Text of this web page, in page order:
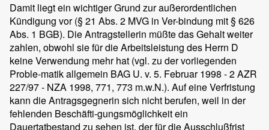
Damit liegt ein wichtiger Grund zur außerordentlichen
Kündigung vor (§ 21 Abs. 2 MVG in Ver-bindung mit § 626
Abs. 1 BGB). Die Antragstellerin müßte das Gehalt weiter
zahlen, obwohl sie für die Arbeitsleistung des Herrn D
keine Verwendung mehr hat (vgl. zu der vorliegenden
Proble-matik allgemein BAG U. v. 5. Februar 1998 - 2 AZR
227/97 - NZA 1998, 771, 773 m.w.N.). Auf eine Verfristung
kann die Antragsgegnerin sich nicht berufen, weil in der
fehlenden Beschäfti-gungsmöglichkeit ein
Dauertatbestand zu sehen ist, der für die Ausschlußfrist